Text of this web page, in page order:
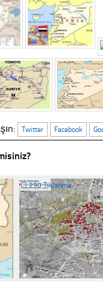
Twitter Facebook
☐290 Tıklanma